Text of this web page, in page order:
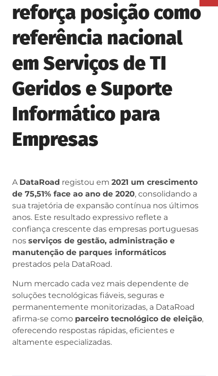
reforça posição como
referência nacional
em Serviços de TI
Geridos e Suporte
Informático para
Empresas
A DataRoad registou em 2021 um crescimento
de 75,51% face ao ano de 2020, consolidando a
sua trajetória de expansão contínua nos últimos
anos. Este resultado expressivo reflete a
confiança crescente das empresas portuguesas
nos serviços de gestão, administração e
manutenção de parques informáticos
prestados pela DataRoad.
Num mercado cada vez mais dependente de
soluções tecnológicas fiáveis, seguras e
permanentemente monitorizadas, a DataRoad
afirma-se como parceiro tecnológico de eleição,
oferecendo respostas rápidas, eficientes e
altamente especializadas.